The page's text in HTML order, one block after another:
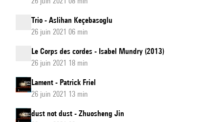
Trio - Aslihan Keçebasoglu
26 juin 2021 06 min
Le Corps des cordes - Isabel Mundry (2013)
26 juin 2021 18 min
Lament - Patrick Friel
26 juin 2021 13 min
dust not dust - Zhuosheng Jin